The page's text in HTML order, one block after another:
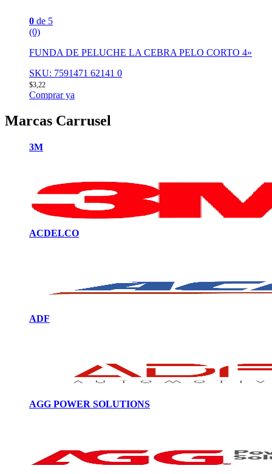
0 de 5
(0)
FUNDA DE PELUCHE LA CEBRA PELO CORTO 4»
SKU: 7591471 62141 0
$3,22
Comprar ya
Marcas Carrusel
3M
ACDELCO
ADF
AGG POWER SOLUTIONS